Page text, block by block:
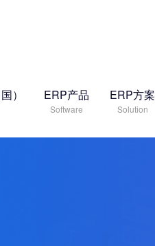
） ERP产品
Software
ERP方案
Solution